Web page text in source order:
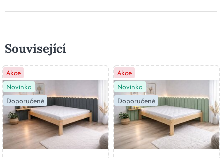
Související
Akce
Novinka
Doporučené
Akce
Novinka
Doporučené